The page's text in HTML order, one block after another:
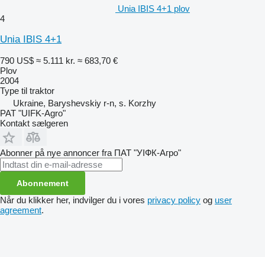
Unia IBIS 4+1 plov
4
Unia IBIS 4+1
790 US$ ≈ 5.111 kr. ≈ 683,70 €
Plov
2004
Type til traktor
Ukraine, Baryshevskiy r-n, s. Korzhy
PAT "UIFK-Agro"
Kontakt sælgeren
Abonner på nye annoncer fra ПАТ "УІФК-Агро"
Abonnement
Når du klikker her, indvilger du i vores privacy policy og user
agreement.